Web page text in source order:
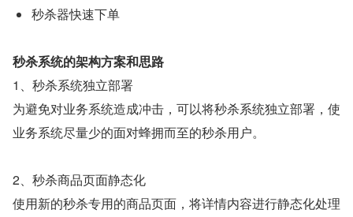
秒杀器快速下单
秒杀系统的架构方案和思路
1、秒杀系统独立部署
为避免对业务系统造成冲击，可以将秒杀系统独立部署，使
业务系统尽量少的面对蜂拥而至的秒杀用户。
2、秒杀商品页面静态化
使用新的秒杀专用的商品页面，将详情内容进行静态化处理